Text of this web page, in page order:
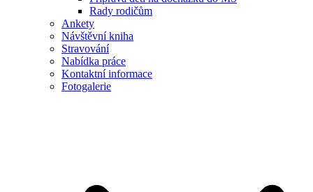
Rady rodičům
Ankety
Návštěvní kniha
Stravování
Nabídka práce
Kontaktní informace
Fotogalerie